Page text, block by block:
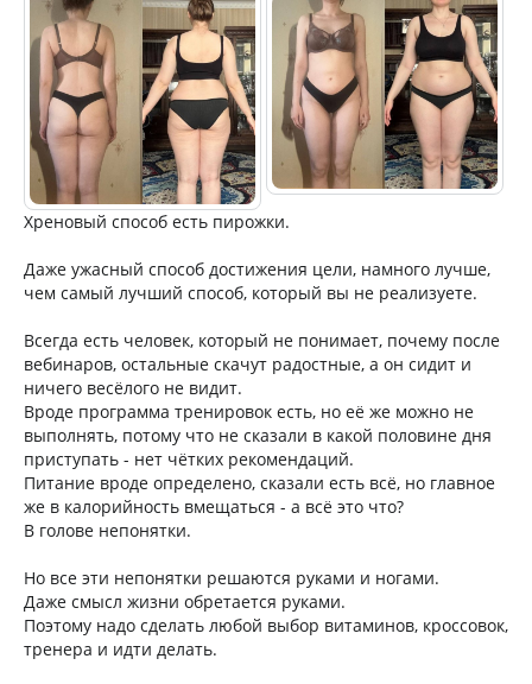
Хреновый способ есть пирожки.
Даже ужасный способ достижения цели, намного лучше,
чем самый лучший способ, который вы не реализуете.
Всегда есть человек, который не понимает, почему после
вебинаров, остальные скачут радостные, а он сидит и
ничего весёлого не видит.
Вроде программа тренировок есть, но её же можно не
выполнять, потому что не сказали в какой половине дня
приступать - нет чётких рекомендаций.
Питание вроде определено, сказали есть всё, но главное
же в калорийность вмещаться - а всё это что?
В голове непонятки.
Но все эти непонятки решаются руками и ногами.
Даже смысл жизни обретается руками.
Поэтому надо сделать любой выбор витаминов, кроссовок,
тренера и идти делать.